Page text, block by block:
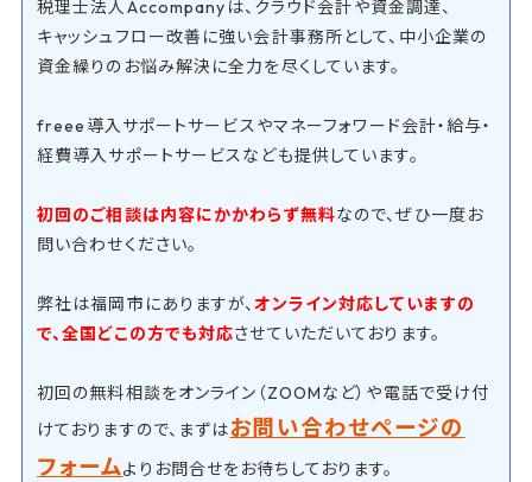
税理士法人Accompanyは、クラウド会計や資金調達、
キャッシュフロー改善に強い会計事務所として、中小企業の
資金繰りのお悩み解決に全力を尽くしています。
freee導入サポートサービスやマネーフォワード会計・給与・
経費導入サポートサービスなども提供しています。
初回のご相談は内容にかかわらず無料なので、ぜひ一度お
問い合わせください。
弊社は福岡市にありますが、オンライン対応していますの
で、全国どこの方でも対応させていただいております。
初回の無料相談をオンライン（ZOOMなど）や電話で受け付
けておりますので、まずはお問い合わせページの
フォームよりお問合せをお待ちしております。